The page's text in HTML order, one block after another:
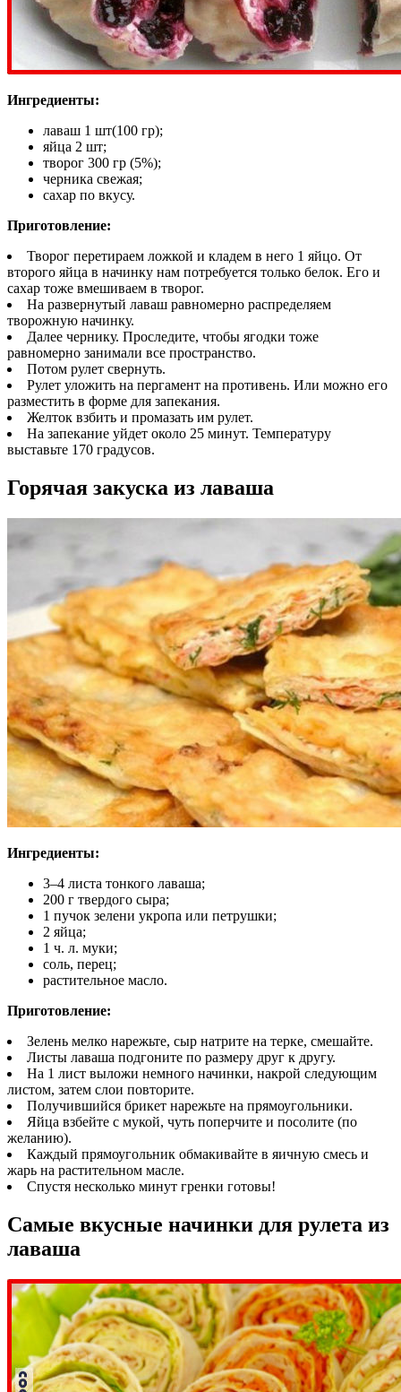
Ингредиенты:
лаваш 1 шт(100 гр);
яйца 2 шт;
творог 300 гр (5%);
черника свежая;
сахар по вкусу.
Приготовление:
Творог перетираем ложкой и кладем в него 1 яйцо. От
второго яйца в начинку нам потребуется только белок. Его и
сахар тоже вмешиваем в творог.
На развернутый лаваш равномерно распределяем
творожную начинку.
Далее чернику. Проследите, чтобы ягодки тоже
равномерно занимали все пространство.
Потом рулет свернуть.
Рулет уложить на пергамент на противень. Или можно его
разместить в форме для запекания.
Желток взбить и промазать им рулет.
На запекание уйдет около 25 минут. Температуру
выставьте 170 градусов.
Горячая закуска из лаваша
Ингредиенты:
3–4 листа тонкого лаваша;
200 г твердого сыра;
1 пучок зелени укропа или петрушки;
2 яйца;
1 ч. л. муки;
соль, перец;
растительное масло.
Приготовление:
Зелень мелко нарежьте, сыр натрите на терке, смешайте.
Листы лаваша подгоните по размеру друг к другу.
На 1 лист выложи немного начинки, накрой следующим
листом, затем слои повторите.
Получившийся брикет нарежьте на прямоугольники.
Яйца взбейте с мукой, чуть поперчите и посолите (по
желанию).
Каждый прямоугольник обмакивайте в яичную смесь и
жарь на растительном масле.
Спустя несколько минут гренки готовы!
Самые вкусные начинки для рулета из
лаваша